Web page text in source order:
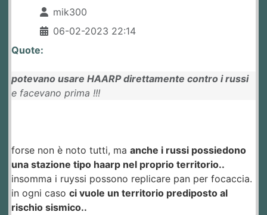
mik300
06-02-2023 22:14
Quote:
potevano usare HAARP direttamente contro i russi
e facevano prima !!!
forse non è noto tutti, ma anche i russi possiedono
una stazione tipo haarp nel proprio territorio..
insomma i ruyssi possono replicare pan per focaccia.
in ogni caso ci vuole un territorio prediposto al
rischio sismico..